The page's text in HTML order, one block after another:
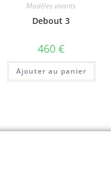
Modèles vivants
Debout 3
460€
Ajouter au panier